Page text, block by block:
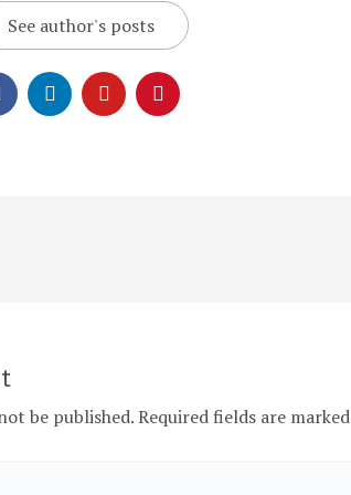
See author's posts
be published.Required fields are marked